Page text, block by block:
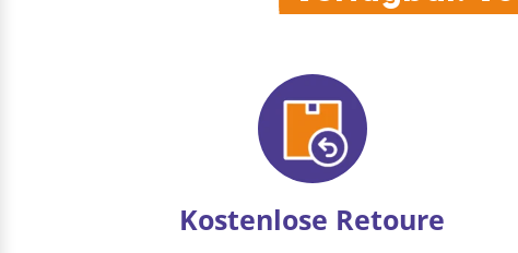
Kostenlose Retoure